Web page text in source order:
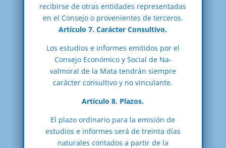
recibirse de otras entidades representadas
en el Consejo o provenientes de terceros.
Artículo 7. Carácter Consultivo.
Los estudios e informes emitidos por el
Consejo Económico y Social de Na-
valmoral de la Mata tendrán siempre
carácter consultivo y no vinculante.
Artículo 8. Plazos.
El plazo ordinario para la emisión de
estudios e informes será de treinta días
naturales contados a partir de la